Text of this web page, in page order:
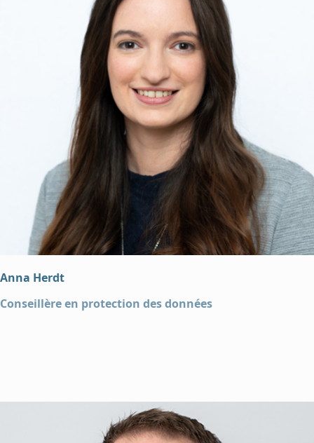
Anna Herdt
Conseillère en protection des données